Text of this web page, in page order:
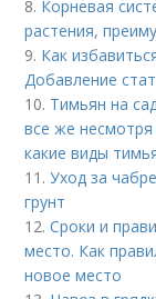
8. Корневая
растения,
9. Как
Добавление
10. Тимьян на
все же
какие виды
11.Уход за
грунт
12.Сроки и
место. Как
новое место